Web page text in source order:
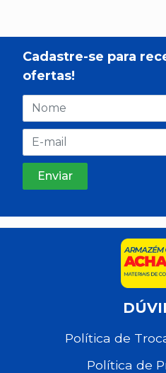
Cadastre-se para
ofertas!
Política de
Política de